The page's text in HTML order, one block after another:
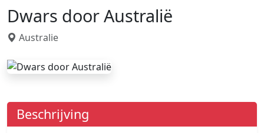
Dwars door Australië
Australie
Beschrijving